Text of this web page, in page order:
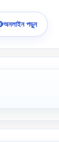
অনলাইন পড়ুন